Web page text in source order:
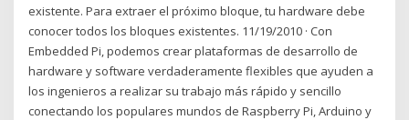
existente. Para extraer el próximo bloque, tu hardware debe
conocer todos los bloques existentes. 11/19/2010 · Con
Embedded Pi, podemos crear plataformas de desarrollo de
hardware y software verdaderamente flexibles que ayuden a
los ingenieros a realizar su trabajo más rápido y sencillo
conectando los populares mundos de Raspberry Pi, Arduino y